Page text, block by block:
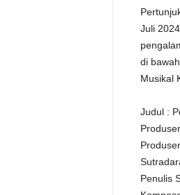
Juli
di
Musikal
Judul :
Penulis